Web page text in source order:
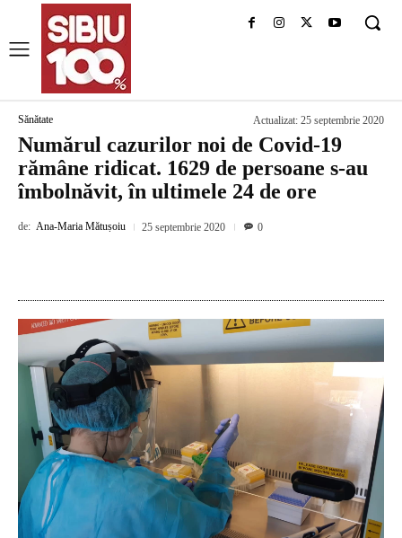
Sănătate Actualizat: 25 septembrie 2020
Numărul cazurilor noi de Covid-19
rămâne ridicat. 1629 de persoane s-au
îmbolnăvit, în ultimele 24 de ore
de: Ana-Maria Mătușoiu 25 septembrie 2020 0